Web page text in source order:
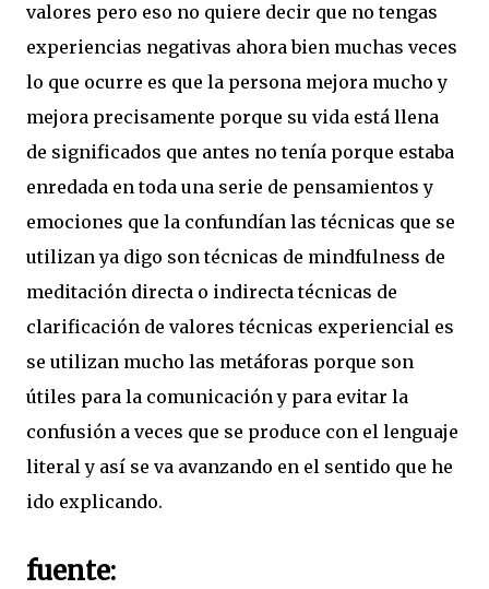
valores pero eso no quiere decir que no tengas
experiencias negativas ahora bien muchas veces
lo que ocurre es que la persona mejora mucho y
mejora precisamente porque su vida está llena
de significados que antes no tenía porque estaba
enredada en toda una serie de pensamientos y
emociones que la confundían las técnicas que se
utilizan ya digo son técnicas de mindfulness de
meditación directa o indirecta técnicas de
clarificación de valores técnicas experiencial es
se utilizan mucho las metáforas porque son
útiles para la comunicación y para evitar la
confusión a veces que se produce con el lenguaje
literal y así se va avanzando en el sentido que he
ido explicando.
fuente: